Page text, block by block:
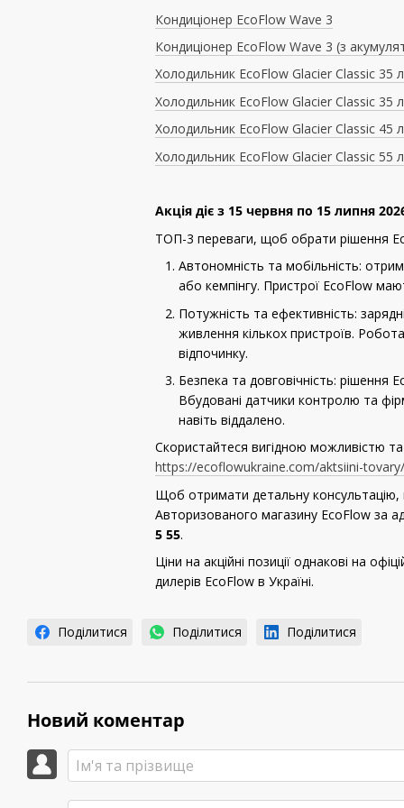
Кондиціонер EcoFlow Wave 3
Кондиціонер EcoFlow Wave 3 (з
Холодильник EcoFlow Glacier Classic 35 л
Холодильник EcoFlow Glacier Classic 35
Холодильник EcoFlow Glacier Classic 45
Холодильник EcoFlow Glacier Classic 55
Акція діє з 15 червня по 15 липня
ТОП-3 переваги, щоб обрати рішення
Автономність та мобільність:
або кемпінгу. Пристрої EcoFlow
Потужність та ефективність:
живлення кількох пристроїв.
відпочинку.
Безпека та довговічність: рішення
Вбудовані датчики контролю та
навіть віддалено.
Скористайтеся вигідною можливістю
https://ecoflowukraine.com/aktsiini-
Щоб отримати детальну консультацію,
Авторизованого магазину EcoFlow за
5 55.
Ціни на акційні позиції однакові на
дилерів EcoFlow в Україні.
Поділитися Поділитися Поділитися
Новий коментар